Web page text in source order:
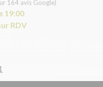
164 avis Google)
19:00
RDV